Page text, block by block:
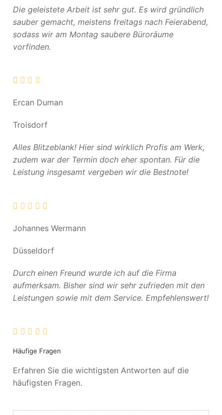
Die geleistete Arbeit ist sehr gut. Es wird gründlich
sauber gemacht, meistens freitags nach Feierabend,
sodass wir am Montag saubere Büroräume
vorfinden.
Ercan Duman
Troisdorf
Alles Blitzeblank! Hier sind wirklich Profis am Werk,
zudem war der Termin doch eher spontan. Für die
Leistung insgesamt vergeben wir die Bestnote!
Johannes Wermann
Düsseldorf
Durch einen Freund wurde ich auf die Firma
aufmerksam. Bisher sind wir sehr zufrieden mit den
Leistungen sowie mit dem Service. Empfehlenswert!
Häufige Fragen
Erfahren Sie die wichtigsten Antworten auf die
häufigsten Fragen.